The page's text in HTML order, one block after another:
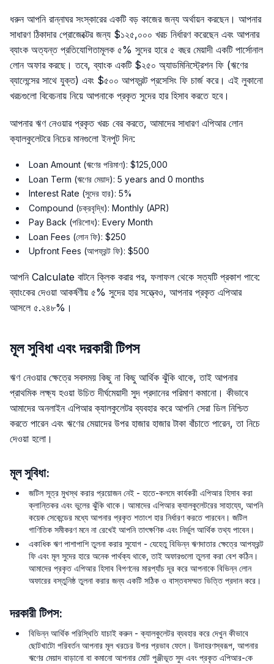
ধরুন আপনি রান্নাঘর সংস্কারের একটি বড় কাজের জন্য অর্থায়ন করছেন। আপনার
সাধারণ ঠিকাদার প্রোজেক্টের জন্য $১২৫,০০০ খরচ নির্ধারণ করেছেন এবং আপনার
ব্যাংক অত্যন্ত প্রতিযোগিতামূলক ৫% সুদের হারে ৫ বছর মেয়াদী একটি পার্সোনাল
লোন অফার করছে। তবে, ব্যাংক একটি $২৫০ অ্যাডমিনিস্ট্রেশন ফি (ঋণের
ব্যালেন্সের সাথে যুক্ত) এবং $৫০০ আপফ্রন্ট প্রসেসিং ফি চার্জ করে। এই লুকানো
খরচগুলো বিবেচনায় নিয়ে আপনাকে প্রকৃত সুদের হার হিসাব করতে হবে।
আপনার ঋণ নেওয়ার প্রকৃত খরচ বের করতে, আমাদের সাধারণ এপিআর লোন
ক্যালকুলেটরে নিচের মানগুলো ইনপুট দিন:
Loan Amount (ঋণের পরিমাণ): $125,000
Loan Term (ঋণের মেয়াদ): 5 years and 0 months
Interest Rate (সুদের হার): 5%
Compound (চক্রবৃদ্ধি): Monthly (APR)
Pay Back (পরিশোধ): Every Month
Loan Fees (লোন ফি): $250
Upfront Fees (আপফ্রন্ট ফি): $500
আপনি Calculate বাটনে ক্লিক করার পর, ফলাফল থেকে সত্যটি প্রকাশ পাবে:
ব্যাংকের দেওয়া আকর্ষণীয় ৫% সুদের হার সত্ত্বেও, আপনার প্রকৃত এপিআর
আসলে ৫.২৪৮%।
মূল সুবিধা এবং দরকারী টিপস
ঋণ নেওয়ার ক্ষেত্রে সবসময় কিছু না কিছু আর্থিক ঝুঁকি থাকে, তাই আপনার
প্রাথমিক লক্ষ্য হওয়া উচিত দীর্ঘমেয়াদী সুদ প্রদানের পরিমাণ কমানো। কীভাবে
আমাদের অনলাইন এপিআর ক্যালকুলেটর ব্যবহার করে আপনি সেরা ডিল নিশ্চিত
করতে পারেন এবং ঋণের মেয়াদের উপর হাজার হাজার টাকা বাঁচাতে পারেন, তা নিচে
দেওয়া হলো।
মূল সুবিধা:
জটিল সূত্র মুখস্থ করার প্রয়োজন নেই - হাতে-কলমে কার্যকরী এপিআর হিসাব করা
ক্লান্তিকর এবং ভুলের ঝুঁকি থাকে। আমাদের এপিআর ক্যালকুলেটরের সাহায্যে, আপনি
কয়েক সেকেন্ডের মধ্যে আপনার প্রকৃত শতাংশ হার নির্ধারণ করতে পারবেন। জটিল
গাণিতিক সমীকরণ মনে না রেখেই আপনি তাৎক্ষণিক এবং নির্ভুল আর্থিক তথ্য পাবেন।
একাধিক ঋণ পাশাপাশি তুলনা করার সুযোগ - যেহেতু বিভিন্ন ঋণদাতার ক্ষেত্রে আপফ্রন্ট
ফি এবং মূল সুদের হারে অনেক পার্থক্য থাকে, তাই অফারগুলো তুলনা করা বেশ কঠিন।
আমাদের প্রকৃত এপিআর হিসাব বিপণনের মারপ্যাঁচ দূর করে আপনাকে বিভিন্ন লোন
অফারের বস্তুনিষ্ঠ তুলনা করার জন্য একটি সঠিক ও বাস্তবসম্মত ভিত্তি প্রদান করে।
দরকারী টিপস:
বিভিন্ন আর্থিক পরিস্থিতি যাচাই করুন - ক্যালকুলেটর ব্যবহার করে দেখুন কীভাবে
ছোটখাটো পরিবর্তন আপনার মূল খরচের উপর প্রভাব ফেলে। উদাহরণস্বরূপ, আপনার
ঋণের মেয়াদ বাড়ানো বা কমানো আপনার মোট পুঞ্জীভূত সুদ এবং প্রকৃত এপিআর-কে